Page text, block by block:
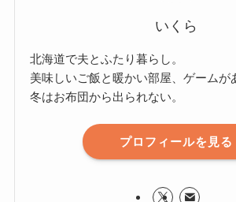
いくら
北海道で夫とふたり暮らし。
美味しいご飯と暖かい部屋、ゲームが
冬はお布団から出られない。
プロフィールを見る